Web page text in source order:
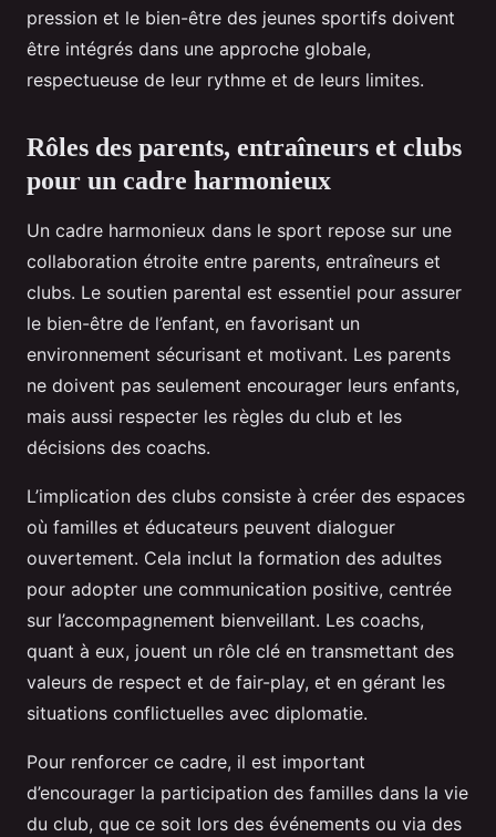
pression et le bien-être des jeunes sportifs doivent
être intégrés dans une approche globale,
respectueuse de leur rythme et de leurs limites.
Rôles des parents, entraîneurs et clubs
pour un cadre harmonieux
Un cadre harmonieux dans le sport repose sur une
collaboration étroite entre parents, entraîneurs et
clubs. Le soutien parental est essentiel pour assurer
le bien-être de l’enfant, en favorisant un
environnement sécurisant et motivant. Les parents
ne doivent pas seulement encourager leurs enfants,
mais aussi respecter les règles du club et les
décisions des coachs.
L’implication des clubs consiste à créer des espaces
où familles et éducateurs peuvent dialoguer
ouvertement. Cela inclut la formation des adultes
pour adopter une communication positive, centrée
sur l’accompagnement bienveillant. Les coachs,
quant à eux, jouent un rôle clé en transmettant des
valeurs de respect et de fair-play, et en gérant les
situations conflictuelles avec diplomatie.
Pour renforcer ce cadre, il est important
d’encourager la participation des familles dans la vie
du club, que ce soit lors des événements ou via des